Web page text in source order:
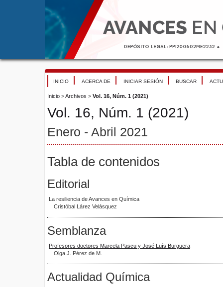
INICIO ACERCA DE INICIAR SESIÓN BUSCAR
Inicio >Archivos > Vol. 16, Núm. 1 (2021)
Vol. 16, Núm. 1 (2021)
Enero - Abril 2021
Tabla de contenidos
Editorial
La resiliencia de Avances en Química
Cristóbal Lárez Velásquez
Semblanza
Profesores doctores Marcela Pascu y José Luís Burguera
Olga J. Pérez de M.
Actualidad Química